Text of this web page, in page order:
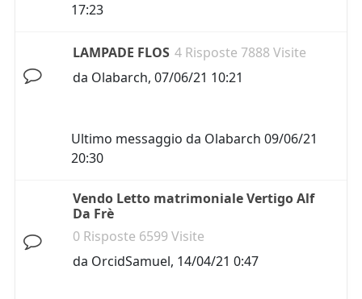
17:23
LAMPADE FLOS 4 Risposte 7888 Visite
da Olabarch, 07/06/21 10:21
Ultimo messaggio da Olabarch 09/06/21
20:30
Vendo Letto matrimoniale Vertigo Alf
Da Frè
0 Risposte 6599 Visite
da OrcidSamuel, 14/04/21 0:47